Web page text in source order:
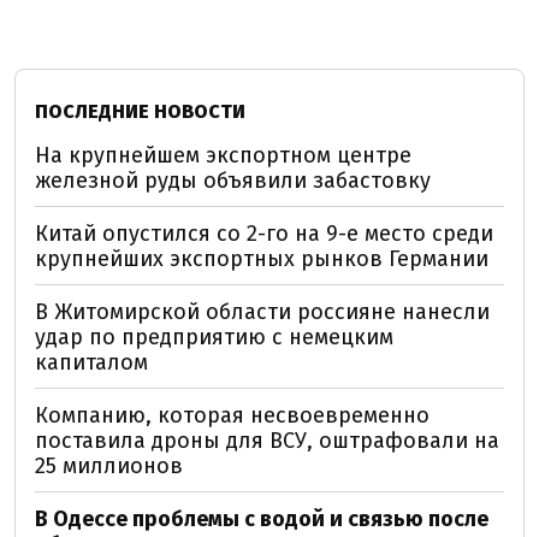
ПОСЛЕДНИЕ НОВОСТИ
На крупнейшем экспортном центре
железной руды объявили забастовку
Китай опустился со 2-го на 9-е место среди
крупнейших экспортных рынков Германии
В Житомирской области россияне нанесли
удар по предприятию с немецким
капиталом
Компанию, которая несвоевременно
поставила дроны для ВСУ, оштрафовали на
25 миллионов
В Одессе проблемы с водой и связью после